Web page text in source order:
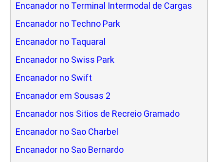
Encanador no Terminal Intermodal de Cargas
Encanador no Techno Park
Encanador no Taquaral
Encanador no Swiss Park
Encanador no Swift
Encanador em Sousas 2
Encanador nos Sitios de Recreio Gramado
Encanador no Sao Charbel
Encanador no Sao Bernardo